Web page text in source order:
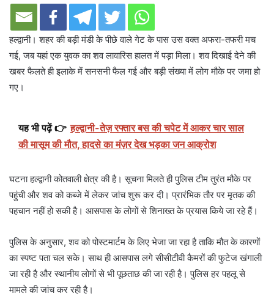
हल्द्वानी। शहर की बड़ी मंडी के पीछे वाले गेट के पास उस वक्त अफरा-तफरी मच
गई, जब यहां एक युवक का शव लावारिस हालत में पड़ा मिला। शव दिखाई देने की
खबर फैलते ही इलाके में सनसनी फैल गई और बड़ी संख्या में लोग मौके पर जमा हो
गए।
यह भी पढ़ें 👉 हल्द्वानी-तेज़ रफ्तार बस की चपेट में आकर चार साल
की मासूम की मौत, हादसे का मंज़र देख भड़का जन आक्रोश
घटना हल्द्वानी कोतवाली क्षेत्र की है। सूचना मिलते ही पुलिस टीम तुरंत मौके पर
पहुंची और शव को कब्जे में लेकर जांच शुरू कर दी। प्रारंभिक तौर पर मृतक की
पहचान नहीं हो सकी है। आसपास के लोगों से शिनाख्त के प्रयास किये जा रहे हैं।
पुलिस के अनुसार, शव को पोस्टमार्टम के लिए भेजा जा रहा है ताकि मौत के कारणों
का स्पष्ट पता चल सके। साथ ही आसपास लगे सीसीटीवी कैमरों की फुटेज खंगाली
जा रही है और स्थानीय लोगों से भी पूछताछ की जा रही है। पुलिस हर पहलू से
मामले की जांच कर रही है।